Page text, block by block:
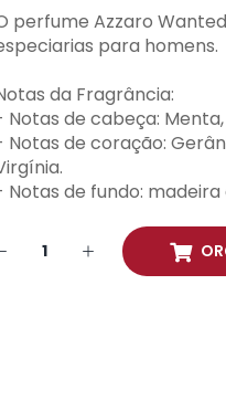
perfume Azzaro
para homens.
da Fragrância:
Notas de cabeça:
Notas de coração:
Notas de fundo: